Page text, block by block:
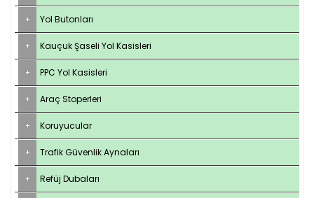
Yol Butonları
Kauçuk Şaseli Yol Kasisleri
PPC Yol Kasisleri
Araç Stoperleri
Koruyucular
Trafik Güvenlik Aynaları
Refüj Dubaları